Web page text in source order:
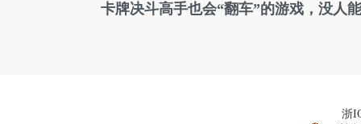
卡牌决斗高手也会“翻车”的游戏，没人
浙